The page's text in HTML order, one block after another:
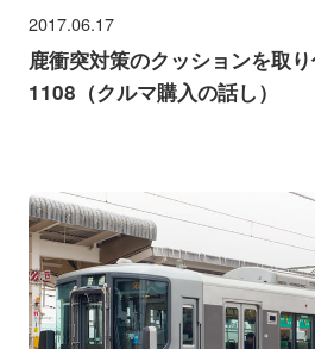
2017.06.17
鹿衝突対策のクッションを取
1108（クルマ購入の話し）